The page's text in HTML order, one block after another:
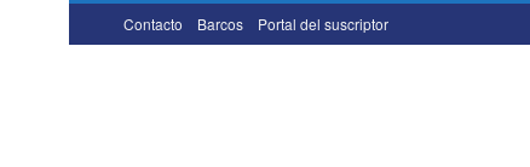
Contacto Barcos Portal del suscriptor